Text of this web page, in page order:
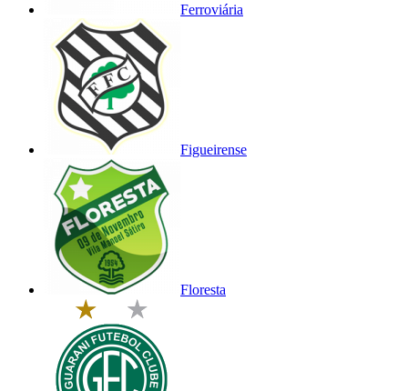
Ferroviária
Figueirense
Floresta